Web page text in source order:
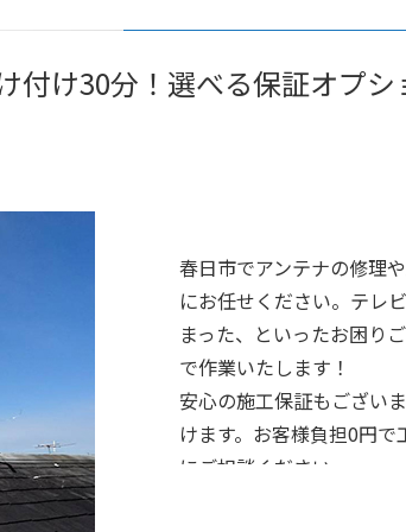
付け30分！選べる保証オプシ
春日市でアンテナの修理
にお任せください。テレ
まった、といったお困り
で作業いたします！
安心の施工保証もござい
けます。お客様負担0円
にご相談ください。